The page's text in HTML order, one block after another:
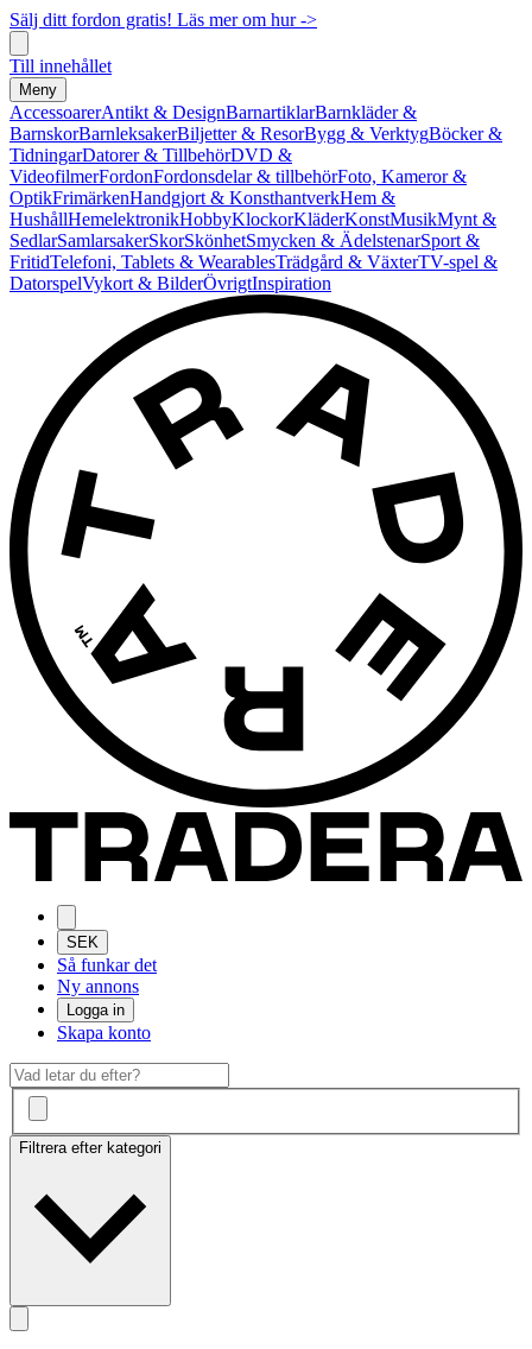
Sälj ditt fordon gratis! Läs mer om hur ->
Till innehållet
Meny
AccessoarerAntikt & DesignBarnartiklarBarnkläder &
BarnskorBarnleksakerBiljetter & ResorBygg & VerktygBöcker &
TidningarDatorer & TillbehörDVD &
VideofilmerFordonFordonsdelar & tillbehörFoto, Kameror &
OptikFrimärkenHandgjort & KonsthantverkHem &
HushållHemelektronikHobbyKlockorKläderKonstMusikMynt &
SedlarSamlarsakerSkorSkönhetSmycken & ÄdelstenarSport &
FritidTelefoni, Tablets & WearablesTrädgård & VäxterTV-spel &
DatorspelVykort & BilderÖvrigtInspiration
SEK
Så funkar det
Ny annons
Logga in
Skapa konto
Filtrera efter kategori